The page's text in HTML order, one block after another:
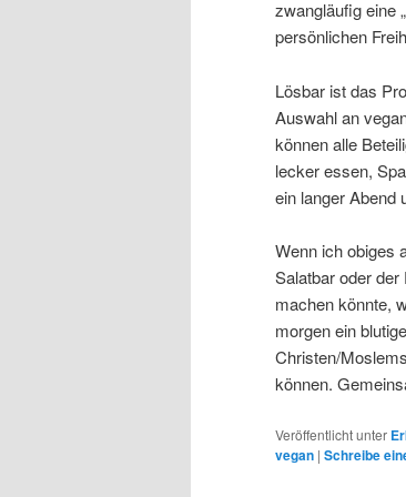
zwangläufig eine
persönlichen
Lösbar ist das
Auswahl an
können alle
lecker essen,
ein langer Abend
Wenn ich obiges
Salatbar oder
machen könnte,
morgen ein
Christen/
können.
Veröffentlicht unter
vegan | Schreibe